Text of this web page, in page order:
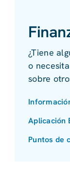
¿Tiene
o
sobre
Aplicación
Puntos de